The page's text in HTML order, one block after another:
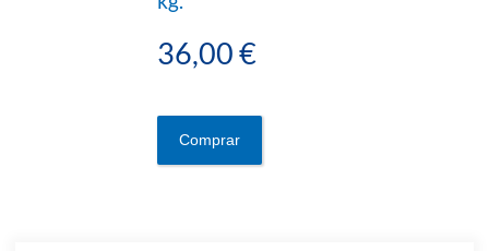
36,00 €
Comprar